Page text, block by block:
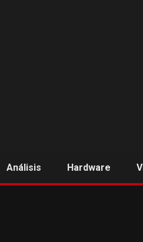
Análisis Hardware